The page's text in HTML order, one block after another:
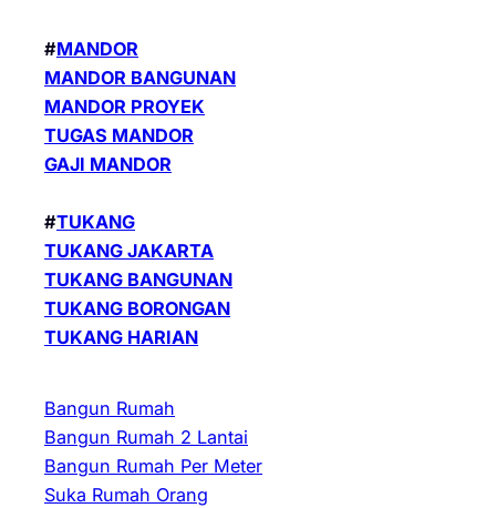
#MANDOR
MANDOR BANGUNAN
MANDOR PROYEK
TUGAS MANDOR
GAJI MANDOR
#TUKANG
TUKANG JAKARTA
TUKANG BANGUNAN
TUKANG BORONGAN
TUKANG HARIAN
Bangun Rumah
Bangun Rumah 2 Lantai
Bangun Rumah Per Meter
Suka Rumah Orang